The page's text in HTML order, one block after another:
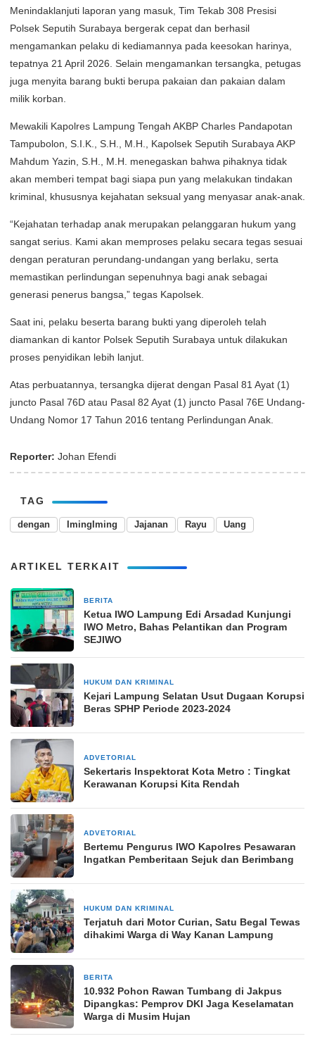
Menindaklanjuti laporan yang masuk, Tim Tekab 308 Presisi
Polsek Seputih Surabaya bergerak cepat dan berhasil
mengamankan pelaku di kediamannya pada keesokan harinya,
tepatnya 21 April 2026. Selain mengamankan tersangka, petugas
juga menyita barang bukti berupa pakaian dan pakaian dalam
milik korban.
Mewakili Kapolres Lampung Tengah AKBP Charles Pandapotan
Tampubolon, S.I.K., S.H., M.H., Kapolsek Seputih Surabaya AKP
Mahdum Yazin, S.H., M.H. menegaskan bahwa pihaknya tidak
akan memberi tempat bagi siapa pun yang melakukan tindakan
kriminal, khususnya kejahatan seksual yang menyasar anak-anak.
“Kejahatan terhadap anak merupakan pelanggaran hukum yang
sangat serius. Kami akan memproses pelaku secara tegas sesuai
dengan peraturan perundang-undangan yang berlaku, serta
memastikan perlindungan sepenuhnya bagi anak sebagai
generasi penerus bangsa,” tegas Kapolsek.
Saat ini, pelaku beserta barang bukti yang diperoleh telah
diamankan di kantor Polsek Seputih Surabaya untuk dilakukan
proses penyidikan lebih lanjut.
Atas perbuatannya, tersangka dijerat dengan Pasal 81 Ayat (1)
juncto Pasal 76D atau Pasal 82 Ayat (1) juncto Pasal 76E Undang-
Undang Nomor 17 Tahun 2016 tentang Perlindungan Anak.
Reporter: Johan Efendi
TAG
dengan ImingIming Jajanan Rayu Uang
ARTIKEL TERKAIT
BERITA
Ketua IWO Lampung Edi Arsadad Kunjungi
IWO Metro, Bahas Pelantikan dan Program
SEJIWO
HUKUM DAN KRIMINAL
Kejari Lampung Selatan Usut Dugaan Korupsi
Beras SPHP Periode 2023-2024
ADVETORIAL
Sekertaris Inspektorat Kota Metro : Tingkat
Kerawanan Korupsi Kita Rendah
ADVETORIAL
Bertemu Pengurus IWO Kapolres Pesawaran
Ingatkan Pemberitaan Sejuk dan Berimbang
HUKUM DAN KRIMINAL
Terjatuh dari Motor Curian, Satu Begal Tewas
dihakimi Warga di Way Kanan Lampung
BERITA
10.932 Pohon Rawan Tumbang di Jakpus
Dipangkas: Pemprov DKI Jaga Keselamatan
Warga di Musim Hujan